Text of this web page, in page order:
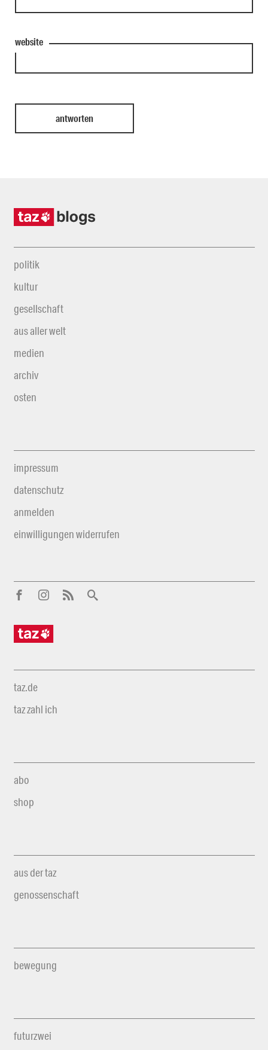
website
politik
kultur
gesellschaft
aus aller welt
medien
archiv
osten
impressum
datenschutz
anmelden
einwilligungen widerrufen
taz.de
taz zahl ich
abo
shop
aus der taz
genossenschaft
bewegung
futurzwei